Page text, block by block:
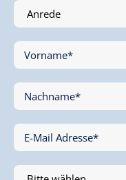
Vorname*
Nachname*
E-Mail Adresse*